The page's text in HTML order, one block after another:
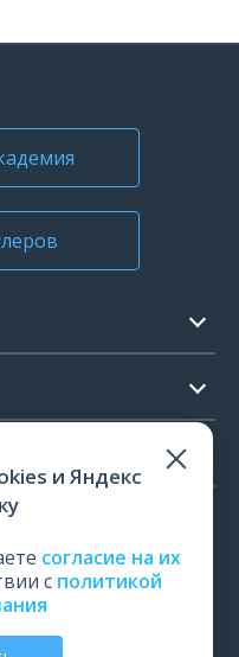
и Яндекс
согласие на их
с политикой